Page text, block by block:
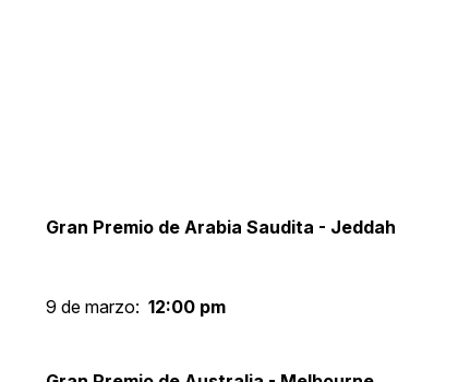
Gran Premio de Arabia Saudita - Jeddah
9 de marzo: 12:00 pm